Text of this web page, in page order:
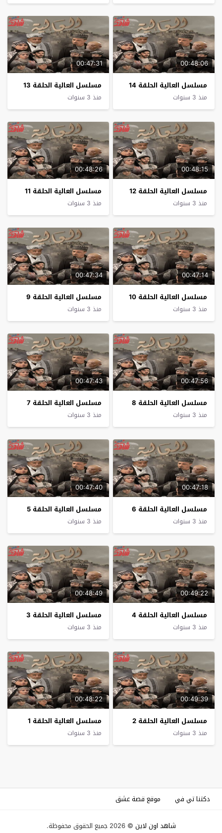
00:48:06
مسلسل العالية الحلقة 14
منذ 3 سنوات
00:47:31
مسلسل العالية الحلقة 13
منذ 3 سنوات
00:48:15
مسلسل العالية الحلقة 12
منذ 3 سنوات
00:48:26
مسلسل العالية الحلقة 11
منذ 3 سنوات
00:47:14
مسلسل العالية الحلقة 10
منذ 3 سنوات
00:47:34
مسلسل العالية الحلقة 9
منذ 3 سنوات
00:47:56
مسلسل العالية الحلقة 8
منذ 3 سنوات
00:47:43
مسلسل العالية الحلقة 7
منذ 3 سنوات
00:47:18
مسلسل العالية الحلقة 6
منذ 3 سنوات
00:47:40
مسلسل العالية الحلقة 5
منذ 3 سنوات
00:49:22
مسلسل العالية الحلقة 4
منذ 3 سنوات
00:48:49
مسلسل العالية الحلقة 3
منذ 3 سنوات
00:49:39
مسلسل العالية الحلقة 2
منذ 3 سنوات
00:48:22
مسلسل العالية الحلقة 1
منذ 3 سنوات
دكتنا تي في موقع قصة عشق
شاهد اون لاين © 2026 جميع الحقوق محفوظة.